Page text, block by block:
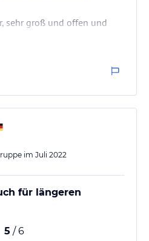
sehr groß und offen und
gewesen wäre (im
Man konnte aber alles
für unsere Zeit kein
gut, da Toilette und
Lediglich eine
ihr Bett an einer Wand
im Juli 2022
für längeren
5 / 6